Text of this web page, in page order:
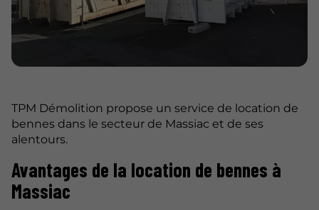
TPM Démolition propose un service de location de
bennes dans le secteur de Massiac et de ses
alentours.
Avantages de la location de bennes à
Massiac